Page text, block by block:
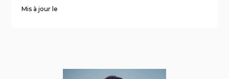
Mis à jour le